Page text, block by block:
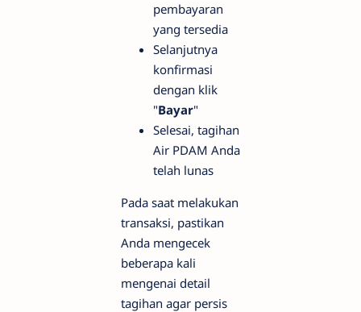
pembayaran
yang tersedia
Selanjutnya
konfirmasi
dengan klik
"Bayar"
Selesai, tagihan
Air PDAM Anda
telah lunas
Pada saat melakukan
transaksi, pastikan
Anda mengecek
beberapa kali
mengenai detail
tagihan agar persis